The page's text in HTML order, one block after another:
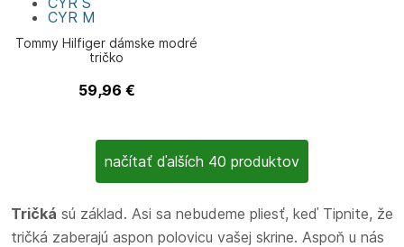
Tommy Hilfiger dámske modré
tričko
Tommy Hilfiger
59,96 €
CYR M
načítať ďalších 40 produktov
Tričká sú základ. Asi sa nebudeme pliesť, keď Tipnite, že
tričká zaberajú aspon polovicu vašej skrine. Aspoň u nás